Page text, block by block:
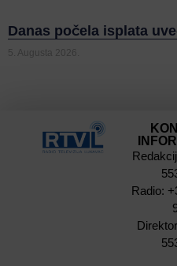
Danas počela isplata
5. Augusta 2026.
Radio: